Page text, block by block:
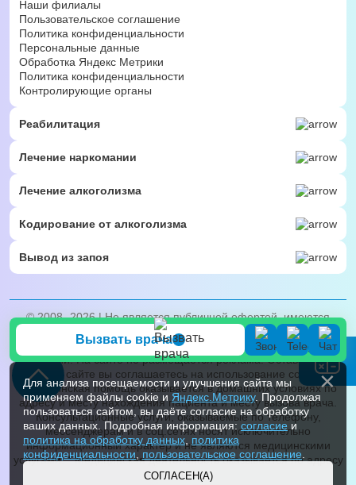
Вызвать врача
Для анализа посещаемости и улучшения сайта мы
применяем файлы cookie и Яндекс.Метрику. Продолжая
пользоваться сайтом, вы даёте согласие на обработку
ваших данных. Подробная информация: согласие и
политика на обработку данных политика
конфиденциальности, пользовательское соглашение
СОГЛАСЕН(А)
Наши филиалы
Пользовательское соглашение
Политика конфиденциальности
Персональные данные
Обработка Яндекс Метрики
Политика конфиденциальности
Контролирующие органы
Реабилитация
Лечение наркомании
Лечение алкоголизма
Кодирование от алкоголизма
Вывод из запоя
© 2008- 2026 | Не является публичной офертой, имеются
противопоказания, проконсультируйтесь с врачом. 18+.
Все права на сайт принадлежат частной коммерческой
компании. На сайте не размещается реклама. Оставаясь на
нашем сайте вы соглашаетесь на использование cookies.
Медицинская помощь оказывается в домашних условиях по
адресу и месту нахождения пациента и месту вызова врача.
Консультационные услуги, оказываемые по телефону,
мессенджерам и в соц.сетях носят исключительно
информационный характер и не являются медицинскими
услугами. * Медицинская деятельность оказывается по адресу
лицензии.